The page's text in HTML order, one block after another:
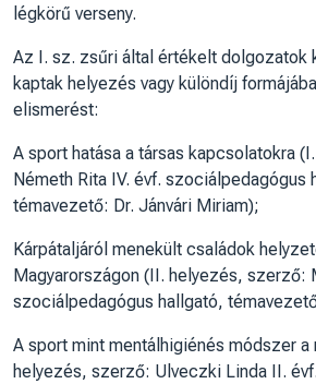
légkörű verseny.
Az I. sz. zsűri által értékelt dolgozatok
kaptak helyezés vagy különdíj
elismerést:
A sport hatása a társas kapcsolatokra
Németh Rita IV. évf. szociálpedagógus
témavezető: Dr. Jánvári Miriam);
Kárpátaljáról menekült családok
Magyarországon (II. helyezés, szerző:
szociálpedagógus hallgató,
A sport mint mentálhigiénés módszer
helyezés, szerző: Ulveczki Linda II.